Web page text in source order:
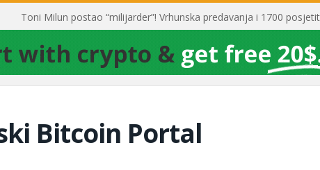
Bitcoin Portal